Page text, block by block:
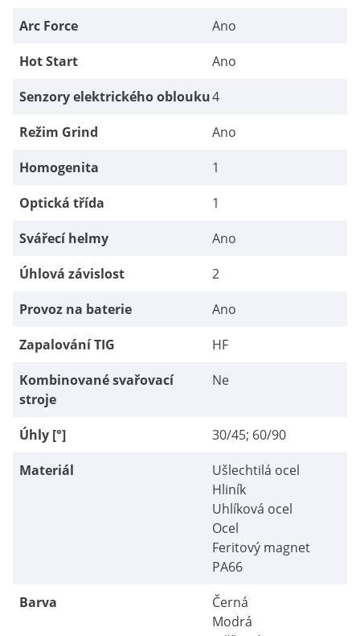
Arc Force
Ano
Hot Start
Ano
Senzory elektrického oblouku4
Režim Grind
Ano
Homogenita
1
Optická třída
1
Svářecí helmy
Ano
Úhlová závislost
2
Provoz na baterie
Ano
Zapalování TIG
HF
Kombinované svařovací
stroje
Ne
Úhly [°]
30/45; 60/90
Materiál
Ušlechtilá ocel
Hliník
Uhlíková ocel
Ocel
Feritový magnet
PA66
Barva
Černá
Modrá